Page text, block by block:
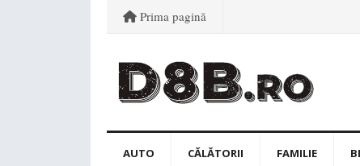
Prima pagină
AUTO CĂLĂTORII FAMILIE